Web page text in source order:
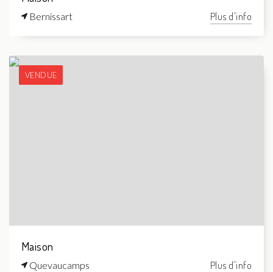
Bernissart Plus d'info
VENDUE
Maison
Quevaucamps Plus d'info